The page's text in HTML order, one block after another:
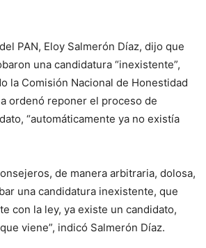
PAN, Eloy Salmerón Díaz, dijo que
una candidatura “inexistente”,
la Comisión Nacional de Honestidad
ordenó reponer el proceso de
“automáticamente ya no existía
de manera arbitraria, dolosa,
una candidatura inexistente, que
con la ley, ya existe un candidato,
viene”, indicó Salmerón Díaz.